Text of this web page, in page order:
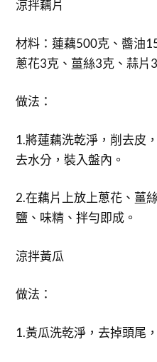
涼拌藕片
材料：蓮藕500克、醬油
蔥花3克、薑絲3克、蒜片3
做法：
1.將蓮藕洗乾淨，削去皮
去水分，裝入盤內。
2.在藕片上放上蔥花、薑
鹽、味精、拌勻即成。
涼拌黃瓜
做法：
1.黃瓜洗乾淨，去掉頭尾